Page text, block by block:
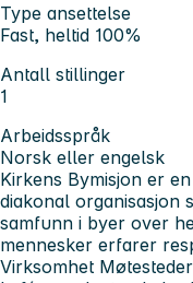
Type ansettelse
Fast, heltid 100%
Antall stillinger
1
Arbeidsspråk
Norsk eller engelsk
Kirkens Bymisjon er
diakonal organisasjon
samfunn i byer over
mennesker erfarer
Virksomhet